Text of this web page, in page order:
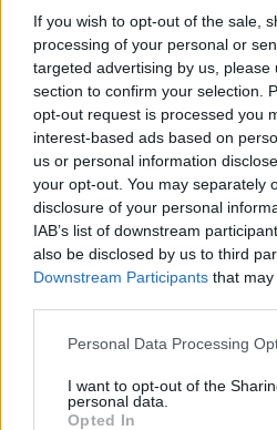
If you wish to opt-out of the sale,
processing of your personal or
targeted advertising by us, please
section to confirm your selection.
opt-out request is processed you
interest-based ads based on
us or personal information
your opt-out. You may separately
disclosure of your personal
IAB’s list of downstream
also be disclosed by us to third
Downstream Participants that
Personal Data Processing
I want to opt-out of the
personal data.
Opted In
Τα κριτήρια
Αλλαγές στα
υπάρχουν. Υπάρχει
διαφοροποίηση στα
δηλαδή στη συνολική
δικαιούχων.